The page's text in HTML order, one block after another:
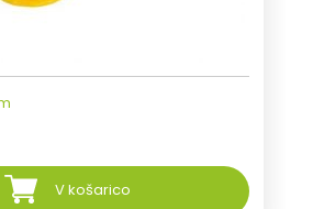
V košarico